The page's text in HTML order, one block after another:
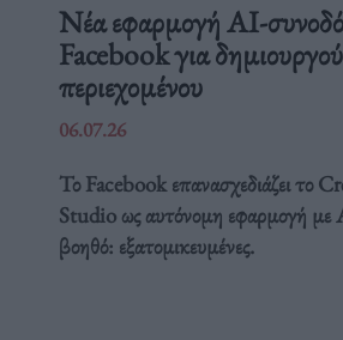
Νέα εφαρμογή AI-
Facebook για
περιεχομένου
06.07.26
Το Facebook επανασχεδιάζει το
Studio ως αυτόνομη εφαρμογή με
βοηθό: εξατομικευμένες.